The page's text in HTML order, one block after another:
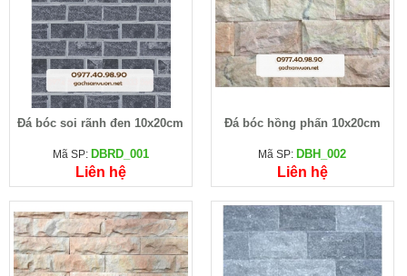
Đá bóc soi rãnh đen 10x20cm
Mã SP: DBRD_001
Liên hệ
Đá bóc hồng phấn 10x20cm
Mã SP: DBH_002
Liên hệ